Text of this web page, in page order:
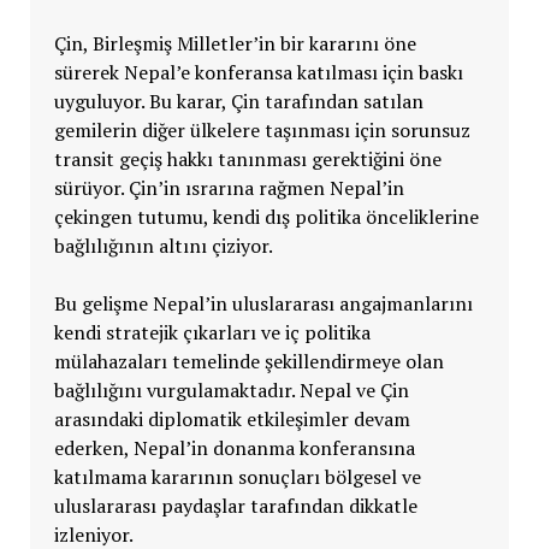
Çin, Birleşmiş Milletler’in bir kararını öne
sürerek Nepal’e konferansa katılması için baskı
uyguluyor. Bu karar, Çin tarafından satılan
gemilerin diğer ülkelere taşınması için sorunsuz
transit geçiş hakkı tanınması gerektiğini öne
sürüyor. Çin’in ısrarına rağmen Nepal’in
çekingen tutumu, kendi dış politika önceliklerine
bağlılığının altını çiziyor.
Bu gelişme Nepal’in uluslararası angajmanlarını
kendi stratejik çıkarları ve iç politika
mülahazaları temelinde şekillendirmeye olan
bağlılığını vurgulamaktadır. Nepal ve Çin
arasındaki diplomatik etkileşimler devam
ederken, Nepal’in donanma konferansına
katılmama kararının sonuçları bölgesel ve
uluslararası paydaşlar tarafından dikkatle
izleniyor.